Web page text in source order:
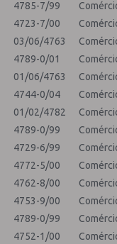
4785-7/99
4723-7/00
03/06/4763
4789-0/01
01/06/4763
4744-0/04
01/02/4782
4789-0/99
4729-6/99
4772-5/00
4762-8/00
4753-9/00
4789-0/99
4752-1/00